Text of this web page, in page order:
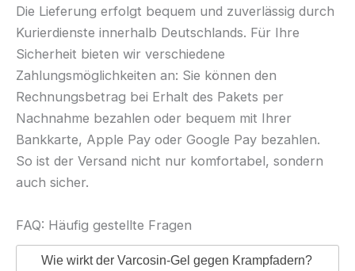
Die Lieferung erfolgt bequem und zuverlässig durch
Kurierdienste innerhalb Deutschlands. Für Ihre
Sicherheit bieten wir verschiedene
Zahlungsmöglichkeiten an: Sie können den
Rechnungsbetrag bei Erhalt des Pakets per
Nachnahme bezahlen oder bequem mit Ihrer
Bankkarte, Apple Pay oder Google Pay bezahlen.
So ist der Versand nicht nur komfortabel, sondern
auch sicher.
FAQ: Häufig gestellte Fragen
Wie wirkt der Varcosin-Gel gegen Krampfadern?